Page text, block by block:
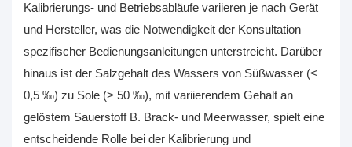
Kalibrierungs- und Betriebsabläufe variieren je nach Gerät
und Hersteller, was die Notwendigkeit der Konsultation
spezifischer Bedienungsanleitungen unterstreicht. Darüber
hinaus ist der Salzgehalt des Wassers von Süßwasser (<
0,5 ‰) zu Sole (> 50 ‰), mit variierendem Gehalt an
gelöstem Sauerstoff B. Brack- und Meerwasser, spielt eine
entscheidende Rolle bei der Kalibrierung und